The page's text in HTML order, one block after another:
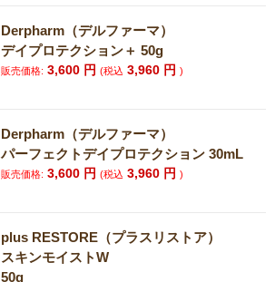
Derpharm（デルファーマ）
デイプロテクション＋ 50g
販売価格: 3,600 円(税込 3,960 円)
Derpharm（デルファーマ）
パーフェクトデイプロテクション 30mL
販売価格: 3,600 円(税込 3,960 円)
plus RESTORE（プラスリストア）
スキンモイストW
50g